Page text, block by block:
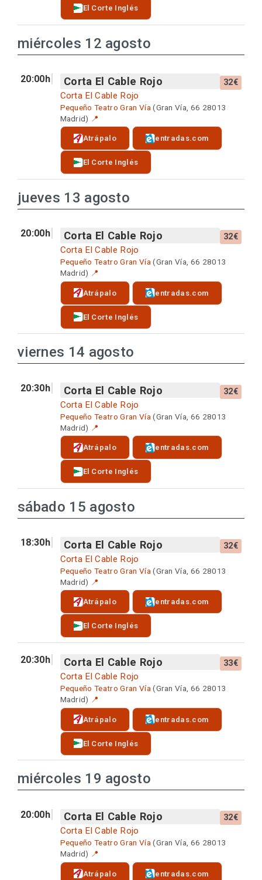
El Corte Inglés
miércoles 12 agosto
20:00h Corta El Cable Rojo 32€
Corta El Cable Rojo
Pequeño Teatro Gran Vía (Gran Vía, 66 28013
Madrid) 📍
Atrápalo entradas.com
El Corte Inglés
jueves 13 agosto
20:00h Corta El Cable Rojo 32€
Corta El Cable Rojo
Pequeño Teatro Gran Vía(Gran Vía, 66 28013
Madrid) 📍
Atrápalo entradas.com
El Corte Inglés
viernes 14 agosto
20:30h Corta El Cable Rojo 32€
Corta El Cable Rojo
Pequeño Teatro Gran Vía (Gran Vía, 66 28013
Madrid) 📍
Atrápalo entradas.com
El Corte Inglés
sábado 15 agosto
18:30h Corta El Cable Rojo 32€
Corta El Cable Rojo
Pequeño Teatro Gran Vía (Gran Vía, 66 28013
Madrid) 📍
Atrápalo entradas.com
El Corte Inglés
20:30h Corta El Cable Rojo 33€
Corta El Cable Rojo
Pequeño Teatro Gran Vía (Gran Vía, 66 28013
Madrid) 📍
Atrápalo entradas.com
El Corte Inglés
miércoles 19 agosto
20:00h Corta El Cable Rojo 32€
Corta El Cable Rojo
Pequeño Teatro Gran Vía(Gran Vía, 66 28013
Madrid) 📍
Atrápalo entradas.com